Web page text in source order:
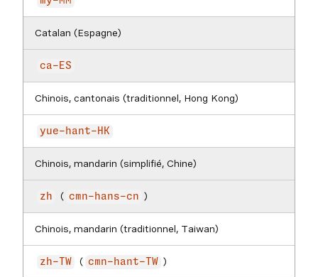
Catalan (Espagne)
ca-ES
Chinois, cantonais (traditionnel, Hong Kong)
yue-hant-HK
Chinois, mandarin (simplifié, Chine)
zh ( cmn-hans-cn )
Chinois, mandarin (traditionnel, Taiwan)
zh-TW ( cmn-hant-TW )